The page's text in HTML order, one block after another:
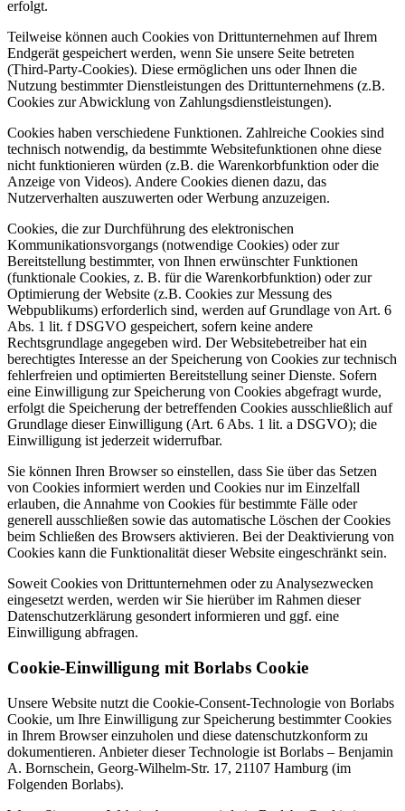
erfolgt.
Teilweise können auch Cookies von Drittunternehmen auf Ihrem
Endgerät gespeichert werden, wenn Sie unsere Seite betreten
(Third-Party-Cookies). Diese ermöglichen uns oder Ihnen die
Nutzung bestimmter Dienstleistungen des Drittunternehmens (z.B.
Cookies zur Abwicklung von Zahlungsdienstleistungen).
Cookies haben verschiedene Funktionen. Zahlreiche Cookies sind
technisch notwendig, da bestimmte Websitefunktionen ohne diese
nicht funktionieren würden (z.B. die Warenkorbfunktion oder die
Anzeige von Videos). Andere Cookies dienen dazu, das
Nutzerverhalten auszuwerten oder Werbung anzuzeigen.
Cookies, die zur Durchführung des elektronischen
Kommunikationsvorgangs (notwendige Cookies) oder zur
Bereitstellung bestimmter, von Ihnen erwünschter Funktionen
(funktionale Cookies, z. B. für die Warenkorbfunktion) oder zur
Optimierung der Website (z.B. Cookies zur Messung des
Webpublikums) erforderlich sind, werden auf Grundlage von Art. 6
Abs. 1 lit. f DSGVO gespeichert, sofern keine andere
Rechtsgrundlage angegeben wird. Der Websitebetreiber hat ein
berechtigtes Interesse an der Speicherung von Cookies zur technisch
fehlerfreien und optimierten Bereitstellung seiner Dienste. Sofern
eine Einwilligung zur Speicherung von Cookies abgefragt wurde,
erfolgt die Speicherung der betreffenden Cookies ausschließlich auf
Grundlage dieser Einwilligung (Art. 6 Abs. 1 lit. a DSGVO); die
Einwilligung ist jederzeit widerrufbar.
Sie können Ihren Browser so einstellen, dass Sie über das Setzen
von Cookies informiert werden und Cookies nur im Einzelfall
erlauben, die Annahme von Cookies für bestimmte Fälle oder
generell ausschließen sowie das automatische Löschen der Cookies
beim Schließen des Browsers aktivieren. Bei der Deaktivierung von
Cookies kann die Funktionalität dieser Website eingeschränkt sein.
Soweit Cookies von Drittunternehmen oder zu Analysezwecken
eingesetzt werden, werden wir Sie hierüber im Rahmen dieser
Datenschutzerklärung gesondert informieren und ggf. eine
Einwilligung abfragen.
Cookie-Einwilligung mit Borlabs Cookie
Unsere Website nutzt die Cookie-Consent-Technologie von Borlabs
Cookie, um Ihre Einwilligung zur Speicherung bestimmter Cookies
in Ihrem Browser einzuholen und diese datenschutzkonform zu
dokumentieren. Anbieter dieser Technologie ist Borlabs – Benjamin
A. Bornschein, Georg-Wilhelm-Str. 17, 21107 Hamburg (im
Folgenden Borlabs).